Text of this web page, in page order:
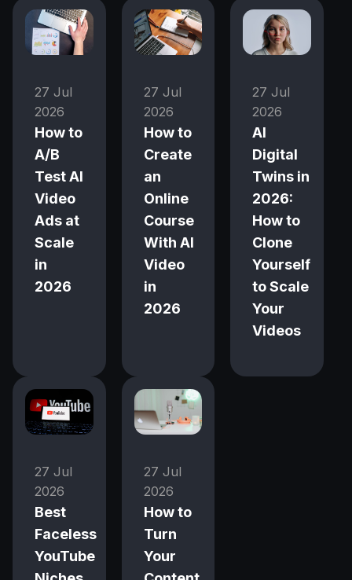
27 Jul
2026
How to
A/B
Test AI
Video
Ads at
Scale
in
2026
27 Jul
2026
How to
Create
an
Online
Course
With AI
Video
in
2026
27 Jul
2026
AI
Digital
Twins in
2026:
How to
Clone
Yourself
to Scale
Your
Videos
27 Jul
2026
Best
Faceless
YouTube
27 Jul
2026
How to
Turn
Your